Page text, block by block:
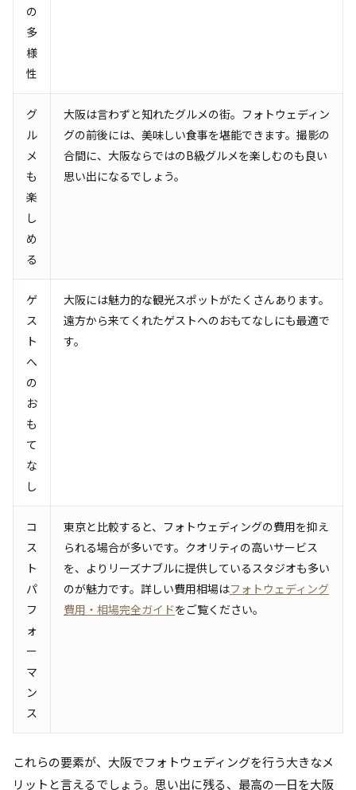
の
多
様
性
グ
ル
メ
も
楽
し
め
る
大阪は言わずと知れたグルメの街。フォトウェディン
グの前後には、美味しい食事を堪能できます。撮影の
合間に、大阪ならではのB級グルメを楽しむのも良い
思い出になるでしょう。
ゲ
ス
ト
へ
の
お
も
て
な
し
大阪には魅力的な観光スポットがたくさんあります。
遠方から来てくれたゲストへのおもてなしにも最適で
す。
コ
ス
ト
パ
フ
ォ
ー
マ
ン
ス
東京と比較すると、フォトウェディングの費用を抑え
られる場合が多いです。クオリティの高いサービス
を、よりリーズナブルに提供しているスタジオも多い
のが魅力です。詳しい費用相場はフォトウェディング
費用・相場完全ガイドをご覧ください。
これらの要素が、大阪でフォトウェディングを行う大きなメ
リットと言えるでしょう。思い出に残る、最高の一日を大阪